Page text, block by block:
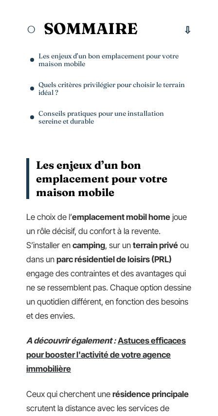
SOMMAIRE
Les enjeux d’un bon emplacement pour votre
maison mobile
Quels critères privilégier pour choisir le terrain
idéal ?
Conseils pratiques pour une installation
sereine et durable
Les enjeux d’un bon
emplacement pour votre
maison mobile
Le choix de l’emplacement mobil home joue
un rôle décisif, du confort à la revente.
S’installer en camping, sur un terrain privé ou
dans un parc résidentiel de loisirs (PRL)
engage des contraintes et des avantages qui
ne se ressemblent pas. Chaque option dessine
un quotidien différent, en fonction des besoins
et des envies.
A découvrir également : Astuces efficaces
pour booster l'activité de votre agence
immobilière
Ceux qui cherchent une résidence principale
scrutent la distance avec les services de